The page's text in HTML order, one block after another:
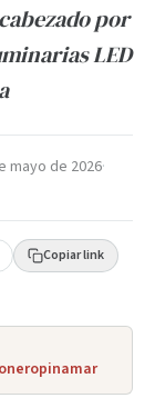
por
LED
mayo de 2026·
Copiar link